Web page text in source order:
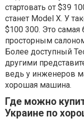
стартовать от $39
станет Model X. У
$100 300. Это
просторным
Более доступный
другими
ведь у инженеров
хорошая машина.
Где можно
Украине по